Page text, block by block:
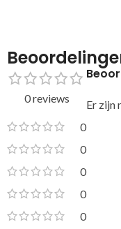
0 reviews
0
0
0
0
0
Er zijn